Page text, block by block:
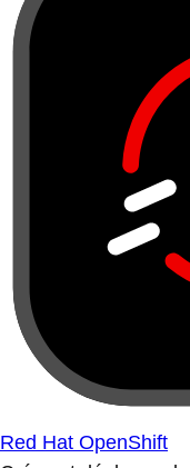
Red Hat OpenShift